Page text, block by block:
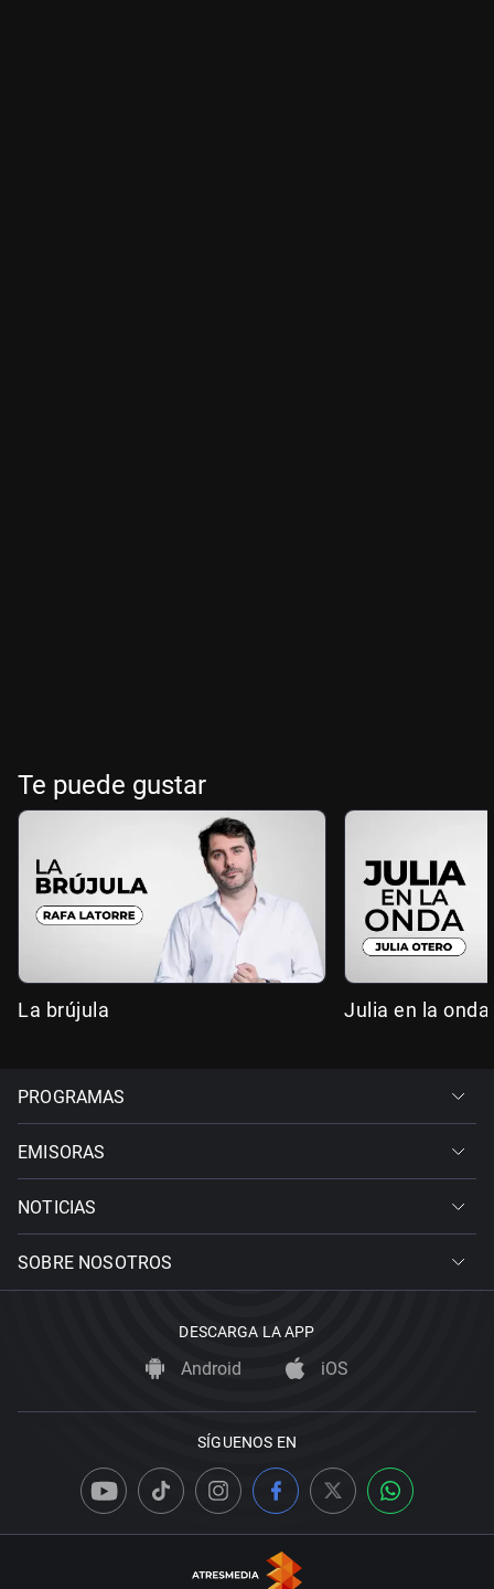
Te puede gustar
La brújula Julia en la onda
PROGRAMAS
EMISORAS
NOTICIAS
SOBRE NOSOTROS
DESCARGA LA APP
Android iOS
SÍGUENOS EN